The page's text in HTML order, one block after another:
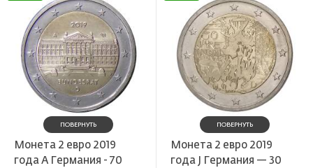
ПОВЕРНУТЬ
Монета 2 евро 2019
года A Германия - 70
ПОВЕРНУТЬ
Монета 2 евро 2019
года J Германия — 30